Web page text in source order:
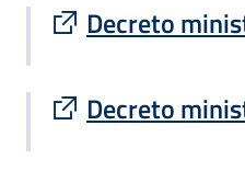
Decreto
Sito esterno :
Decreto
Sito esterno :